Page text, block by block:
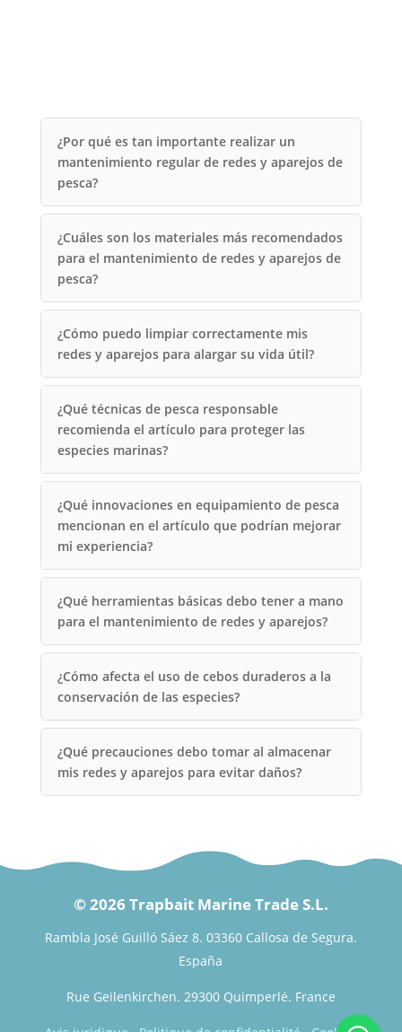
¿Por qué es tan importante realizar un
mantenimiento regular de redes y aparejos de
pesca?
¿Cuáles son los materiales más recomendados
para el mantenimiento de redes y aparejos de
pesca?
¿Cómo puedo limpiar correctamente mis
redes y aparejos para alargar su vida útil?
¿Qué técnicas de pesca responsable
recomienda el artículo para proteger las
especies marinas?
¿Qué innovaciones en equipamiento de pesca
mencionan en el artículo que podrían mejorar
mi experiencia?
¿Qué herramientas básicas debo tener a mano
para el mantenimiento de redes y aparejos?
¿Cómo afecta el uso de cebos duraderos a la
conservación de las especies?
¿Qué precauciones debo tomar al almacenar
mis redes y aparejos para evitar daños?
© 2026 Trapbait Marine Trade S.L.
Rambla José Guilló Sáez 8. 03360 Callosa de Segura.
España
Rue Geilenkirchen. 29300 Quimperlé. France